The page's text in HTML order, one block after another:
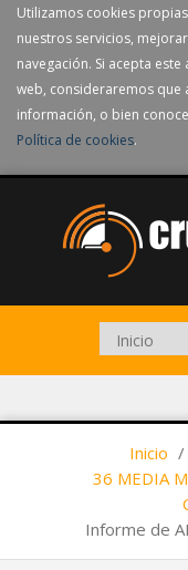
Utilizamos cookies
nuestros servicios,
navegación. Si acepta
web, consideraremos que
información, o bien
Política de cookies.
Inicio /
36 MEDIA
Informe de